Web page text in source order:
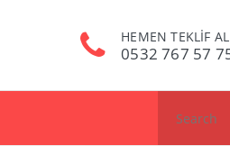
HEMEN TEKLİF AL
0532 767 57
for: